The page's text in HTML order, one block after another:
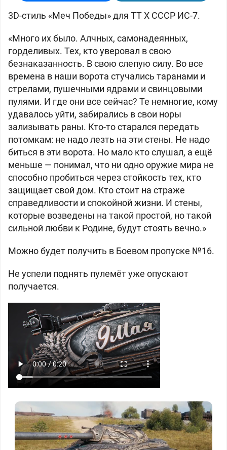
3D-стиль «Меч Победы» для ТТ Х СССР ИС-7.
«Много их было. Алчных, самонадеянных,
горделивых. Тех, кто уверовал в свою
безнаказанность. В свою слепую силу. Во все
времена в наши ворота стучались таранами и
стрелами, пушечными ядрами и свинцовыми
пулями. И где они все сейчас? Те немногие, кому
удавалось уйти, забирались в свои норы
зализывать раны. Кто-то старался передать
потомкам: не надо лезть на эти стены. Не надо
биться в эти ворота. Но мало кто слушал, а ещё
меньше — понимал, что ни одно оружие мира не
способно пробиться через стойкость тех, кто
защищает свой дом. Кто стоит на страже
справедливости и спокойной жизни. И стены,
которые возведены на такой простой, но такой
сильной любви к Родине, будут стоять вечно.»
Можно будет получить в Боевом пропуске №16.
Не успели поднять пулемёт уже опускают
получается.